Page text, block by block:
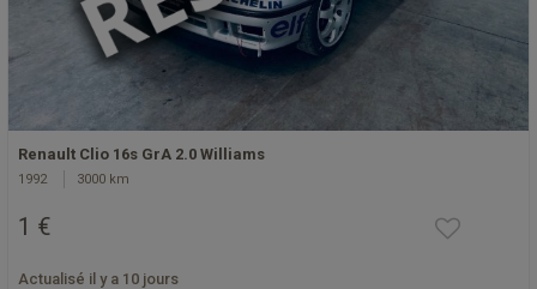
Renault Clio 16s GrA 2.0 Williams
1992 3000 km
1 €
Actualisé il y a 10 jours